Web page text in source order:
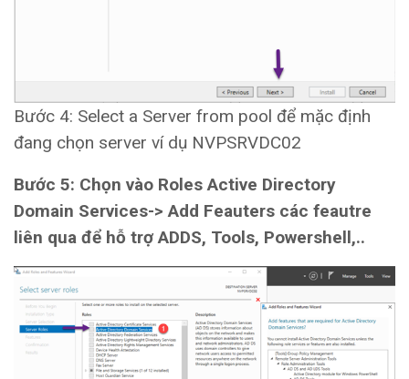
Bước 4: Select a Server from pool để mặc định
đang chọn server ví dụ NVPSRVDC02
Bước 5: Chọn vào Roles Active Directory
Domain Services-> Add Feauters các feautre
liên qua để hỗ trợ ADDS, Tools, Powershell,..